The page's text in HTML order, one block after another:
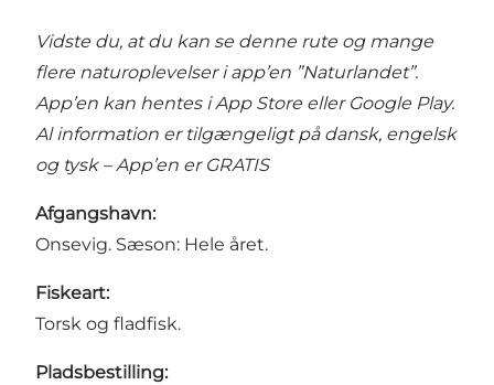
Vidste du, at du kan se denne rute og mange
flere naturoplevelser iapp’en ”Naturlandet”.
App’en kan hentes i App Store eller Google Play.
Al information er tilgængeligt på dansk, engelsk
og tysk – App’en er GRATIS
Afgangshavn:
Onsevig. Sæson: Hele året.
Fiskeart:
Torsk og fladfisk.
Pladsbestilling: